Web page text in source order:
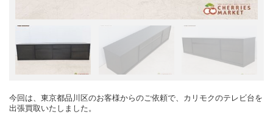
今回は、東京都品川区のお客様からのご依頼で、カリモクのテレビ台を
出張買取いたしました。